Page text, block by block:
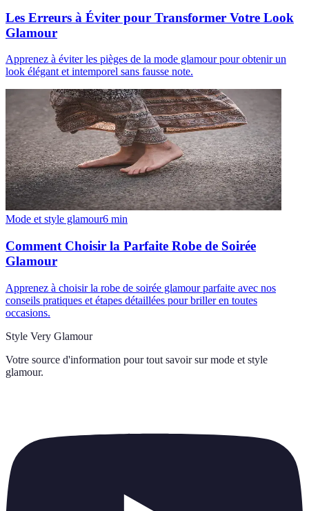
Les Erreurs à Éviter pour Transformer Votre Look
Glamour
Apprenez à éviter les pièges de la mode glamour pour obtenir un
look élégant et intemporel sans fausse note.
Mode et style glamour6 min
Comment Choisir la Parfaite Robe de Soirée
Glamour
Apprenez à choisir la robe de soirée glamour parfaite avec nos
conseils pratiques et étapes détaillées pour briller en toutes
occasions.
Style Very Glamour
Votre source d'information pour tout savoir sur mode et style
glamour.